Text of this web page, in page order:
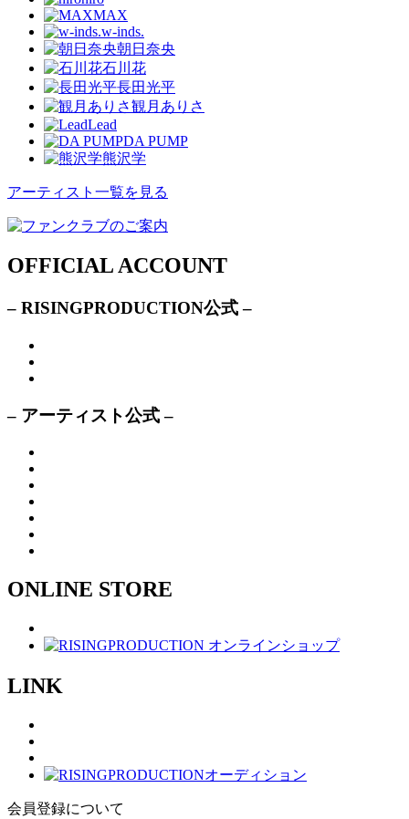
MAX
w-inds.
朝日奈央
石川花
長田光平
観月ありさ
Lead
DA PUMP
熊沢学
アーティスト一覧を見る
OFFICIAL ACCOUNT
– RISINGPRODUCTION公式 –
– アーティスト公式 –
ONLINE STORE
LINK
会員登録について